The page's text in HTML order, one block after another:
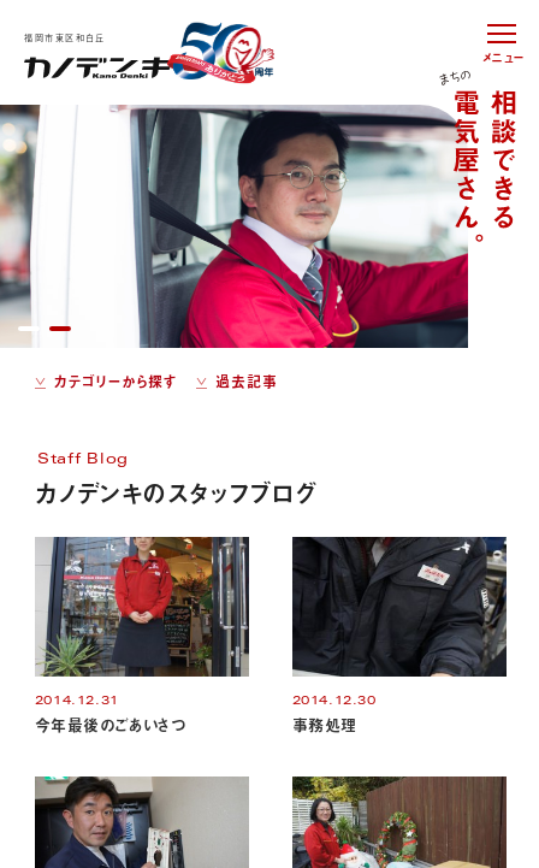
メニュー
福岡市東区和白丘
カテゴリーから探す 過去記事
Staff Blog
カノデンキのスタッフブログ
2014.12.31
今年最後のごあいさつ
2014.12.30
事務処理